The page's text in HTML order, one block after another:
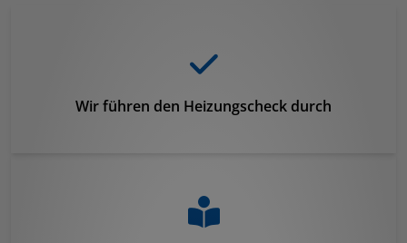
Wir führen den Heizungscheck durch